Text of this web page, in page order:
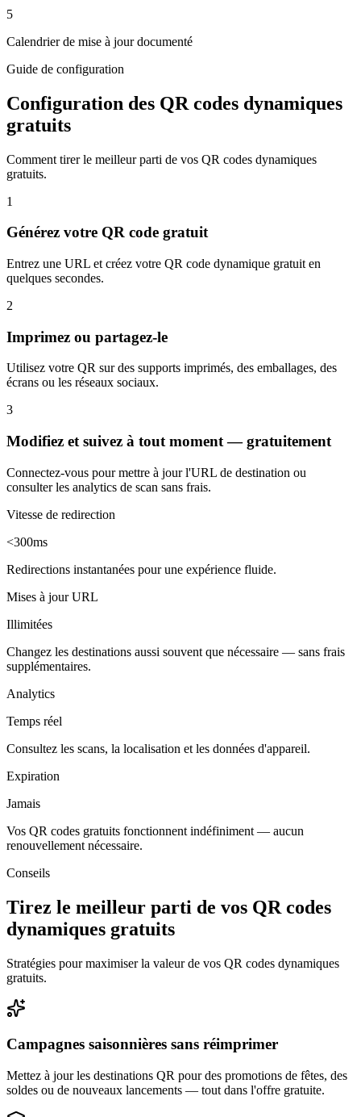
5
Calendrier de mise à jour documenté
Guide de configuration
Configuration des QR codes dynamiques
gratuits
Comment tirer le meilleur parti de vos QR codes dynamiques
gratuits.
1
Générez votre QR code gratuit
Entrez une URL et créez votre QR code dynamique gratuit en
quelques secondes.
2
Imprimez ou partagez-le
Utilisez votre QR sur des supports imprimés, des emballages, des
écrans ou les réseaux sociaux.
3
Modifiez et suivez à tout moment — gratuitement
Connectez-vous pour mettre à jour l'URL de destination ou
consulter les analytics de scan sans frais.
Vitesse de redirection
<300ms
Redirections instantanées pour une expérience fluide.
Mises à jour URL
Illimitées
Changez les destinations aussi souvent que nécessaire — sans frais
supplémentaires.
Analytics
Temps réel
Consultez les scans, la localisation et les données d'appareil.
Expiration
Jamais
Vos QR codes gratuits fonctionnent indéfiniment — aucun
renouvellement nécessaire.
Conseils
Tirez le meilleur parti de vos QR codes
dynamiques gratuits
Stratégies pour maximiser la valeur de vos QR codes dynamiques
gratuits.
Campagnes saisonnières sans réimprimer
Mettez à jour les destinations QR pour des promotions de fêtes, des
soldes ou de nouveaux lancements — tout dans l'offre gratuite.